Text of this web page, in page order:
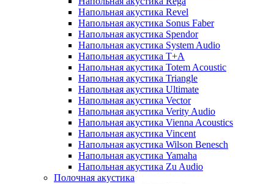
Напольная акустика Revel
Напольная акустика Sonus Faber
Напольная акустика Spendor
Напольная акустика System Audio
Напольная акустика T+A
Напольная акустика Totem Acoustic
Напольная акустика Triangle
Напольная акустика Ultimate
Напольная акустика Vector
Напольная акустика Verity Audio
Напольная акустика Vienna Acoustics
Напольная акустика Vincent
Напольная акустика Wilson Benesch
Напольная акустика Yamaha
Напольная акустика Zu Audio
Полочная акустика